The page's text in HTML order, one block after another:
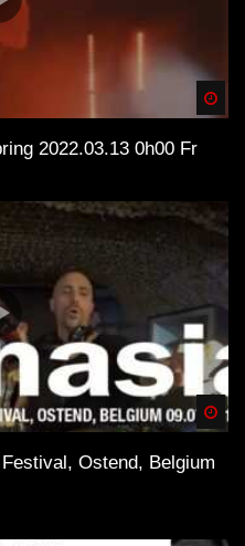
2022.03.13 0h00 Fr
Ostend, Belgium